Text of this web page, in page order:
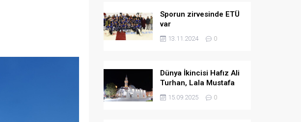
Sporun zirvesinde ETÜ
var
13.11.2024 0
Dünya İkincisi Hafız Ali
Turhan, Lala Mustafa
Paşa Camii’ne Atandı
15.09.2025 0